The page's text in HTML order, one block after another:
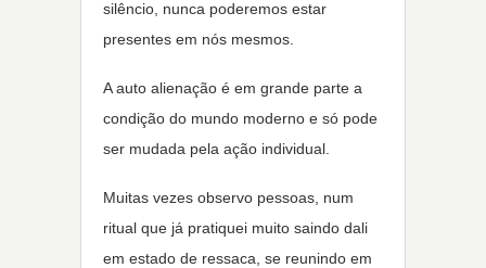
silêncio, nunca poderemos estar
presentes em nós mesmos.
A auto alienação é em grande parte a
condição do mundo moderno e só pode
ser mudada pela ação individual.
Muitas vezes observo pessoas, num
ritual que já pratiquei muito saindo dali
em estado de ressaca, se reunindo em